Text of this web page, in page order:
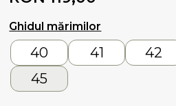
Ghidul mărimilor
40 41 42
45